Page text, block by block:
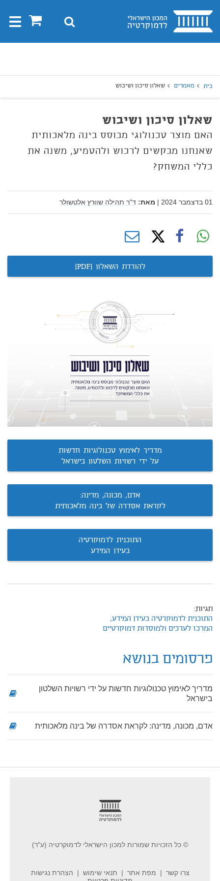
בית 0 חיפוש
בית מאמרים שאלון סיכון ושיבוש
שאלון סיכון ושיבוש
האם מוצר טכנולוגי מבוסס בינה מלאכותית
שאנחנו מבקשים לרכוש ולהטמיע, משנה את
כללי המשחק?
01 בדצמבר 2024 | מאת: ד"ר תהילה שוורץ אלטשולר
להורדת השאלון (PDF)
מדריך לאימוץ טכנולוגיות חדשות
על ידי רשויות השלטון בישראל
אדם, מכונה, מדינה:
לקראת אסדרה של בינה מלאכותית
התוכנית לדמוקרטיה
בעידן המידע
תגיות:
התוכנית לדמוקרטיה בעידן המידע,
המרכז לערכים ולמוסדות דמוקרטיים
פרסומים בנושא
מדריך לאימוץ טכנולוגיות חדשות על ידי רשויות השלטון
בישראל
אדם, מכונה, מדינה: לקראת אסדרה של בינה מלאכותית
© כל הזכויות שמורות למכון הישראלי לדמוקרטיה (ע"ר)
צרו קשר מפת אתר תנאי שימוש
הצהרת נגישות